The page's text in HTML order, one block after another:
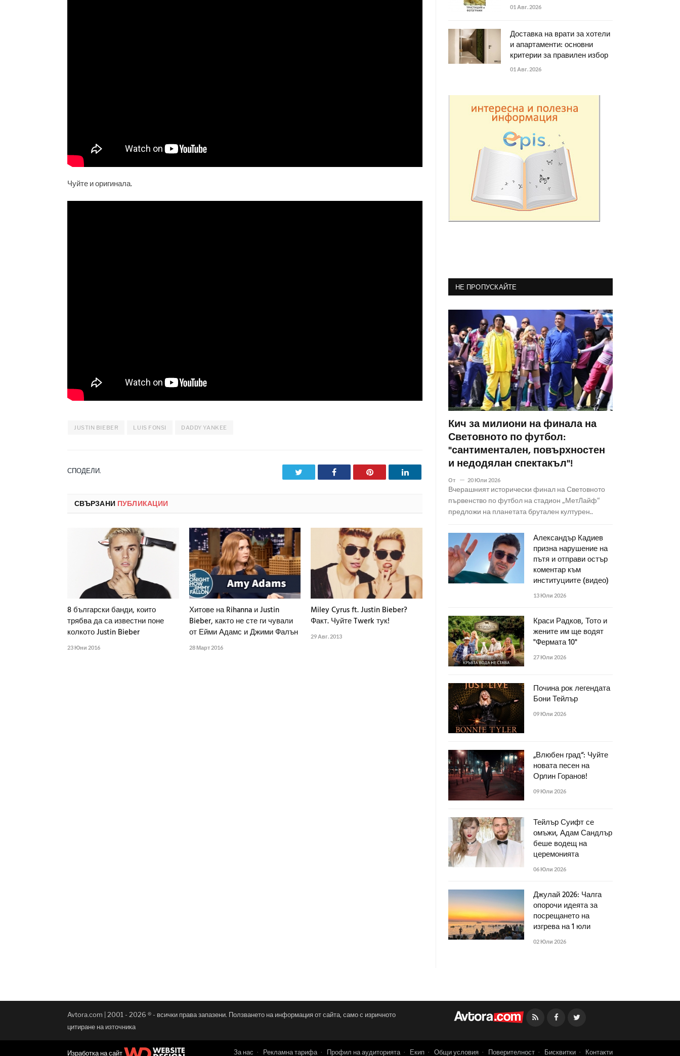
Чуйте и оригинала.
JUSTIN BIEBER LUIS FONSI DADDY YANKEE
СПОДЕЛИ. Facebook Pinterest LinkedIn
СВЪРЗАНИ ПУБЛИКАЦИИ
8 български банди, които
трябва да са известни поне
колкото Justin Bieber
23 Юни 2016
Хитове на Rihanna и Justin
Bieber, както не сте ги чували
от Ейми Адамс и Джими Фалън
28 Март 2016
Miley Cyrus ft. Justin Bieber?
Факт. Чуйте Twerk тук!
29 Авг. 2013
01 Авг. 2026
Доставка на врати за хотели
и апартаменти: основни
критерии за правилен избор
01 Авг. 2026
НЕ ПРОПУСКАЙТЕ
Кич за милиони на финала на
Световното по футбол:
"сантиментален, повърхностен
и недодялан спектакъл"!
От 20 Юли 2026
Вчерашният исторически финал на Световното
първенство по футбол на стадион „МетЛайф“
предложи на планетата брутален културен..
Александър Кадиев
призна нарушение на
пътя и отправи остър
коментар към
институциите (видео)
13 Юли 2026
Краси Радков, Тото и
жените им ще водят
"Фермата 10"
27 Юли 2026
Почина рок легендата
Бони Тейлър
09 Юли 2026
„Влюбен град“: Чуйте
новата песен на
Орлин Горанов!
09 Юли 2026
Тейлър Суифт се
омъжи, Адам Сандлър
беше водещ на
церемонията
06 Юли 2026
Джулай 2026: Чалга
опорочи идеята за
посрещането на
изгрева на 1 юли
02 Юли 2026
Avtora.com | 2001 - 2026 ® - всички права запазени. Ползването на информация от сайта, само с изричното
цитиране на източника
Facebook
Изработка на сайт За нас Рекламна тарифа Профил на аудиторията Екип Общи условия Поверителност Бисквитки Контакти